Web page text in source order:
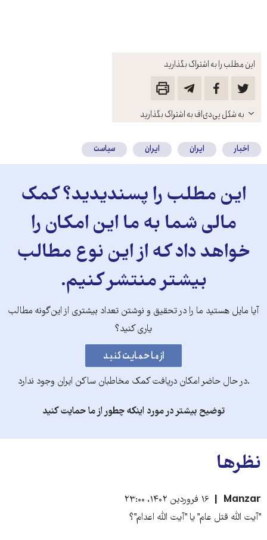
این مطلب را به اشتراک بگذارید
باز
کنید
به شکل پی‌دی‌اف به اشتراک بگذارید
اخبار ایران ایران سیاست
این مطلب را پسندیدید؟ کمک
مالی شما به ما این امکان را
خواهد داد که از این نوع مطالب
بیشتر منتشر کنیم.
آیا مایل هستید ما را در تحقیق و نوشتن تعداد بیشتری از این‌گونه مطالب
یاری کنید؟
.در حال حاضر امکان دریافت کمک مخاطبان ساکن ایران وجود ندارد
توضیح بیشتر در مورد اینکه چطور از ما حمایت کنید
نظرها
Manzar
۱۶ فروردین ۱۴۰۲، ۲۳:۰۰
"آیت الله قتل عام" یا "آیت الله اعدام"؟